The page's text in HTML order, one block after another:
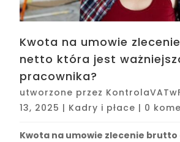
Kwota na umowie
netto która jest
pracownika?
utworzone przez
13, 2025 | Kadry i płace | 0
Kwota na umowie zlecenie